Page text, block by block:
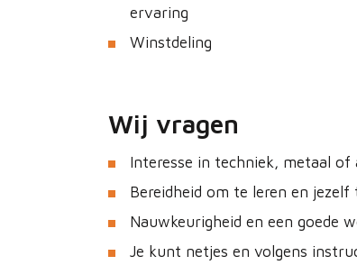
ervaring
Winstdeling
Wij vragen
Interesse in techniek, metaal of
Bereidheid om te leren en
Nauwkeurigheid en een goede
Je kunt netjes en volgens